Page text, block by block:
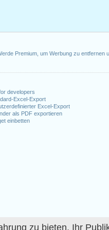
zu bieten, Ihr
Premium, um Werbung zu entfernen
developers
Excel-Export
Excel-Export
als PDF exportieren
einbetten